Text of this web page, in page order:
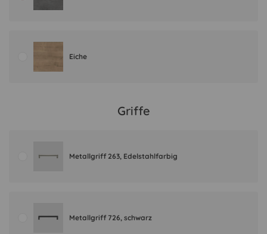
Eiche
Griffe
Metallgriff 263, Edelstahlfarbig
Metallgriff 726, schwarz